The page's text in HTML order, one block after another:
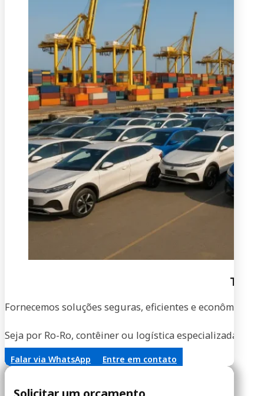
Fornecemos soluções seguras, eficientes e econômicas
Seja por Ro-Ro, contêiner ou logística especializada,
Falar via WhatsApp Entre em contato